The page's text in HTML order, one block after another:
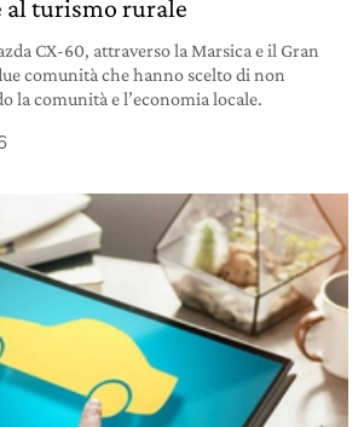
al turismo rurale
CX-60, attraverso la Marsica e il Gran
comunità che hanno scelto di non
la comunità e l’economia locale.